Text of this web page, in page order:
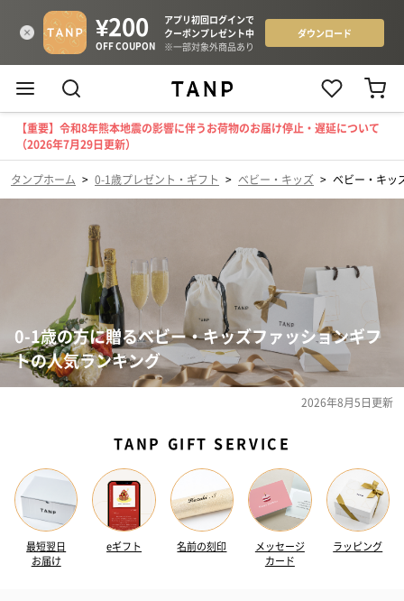
【重要】令和8年熊本地震の影響に伴うお荷物のお届け停止・遅延について
（2026年7月29日更新）
タンプホーム > 0-1歳プレゼント・ギフト > ベビー・キッズ > ベビー・キッ
0-1歳の方に贈るベビー・キッズファッションギフ
トの人気ランキング
2026年8月5日更新
TANP GIFT SERVICE
最短翌日
お届け
eギフト 名前の刻印
メッセージ
カード
ラッピング